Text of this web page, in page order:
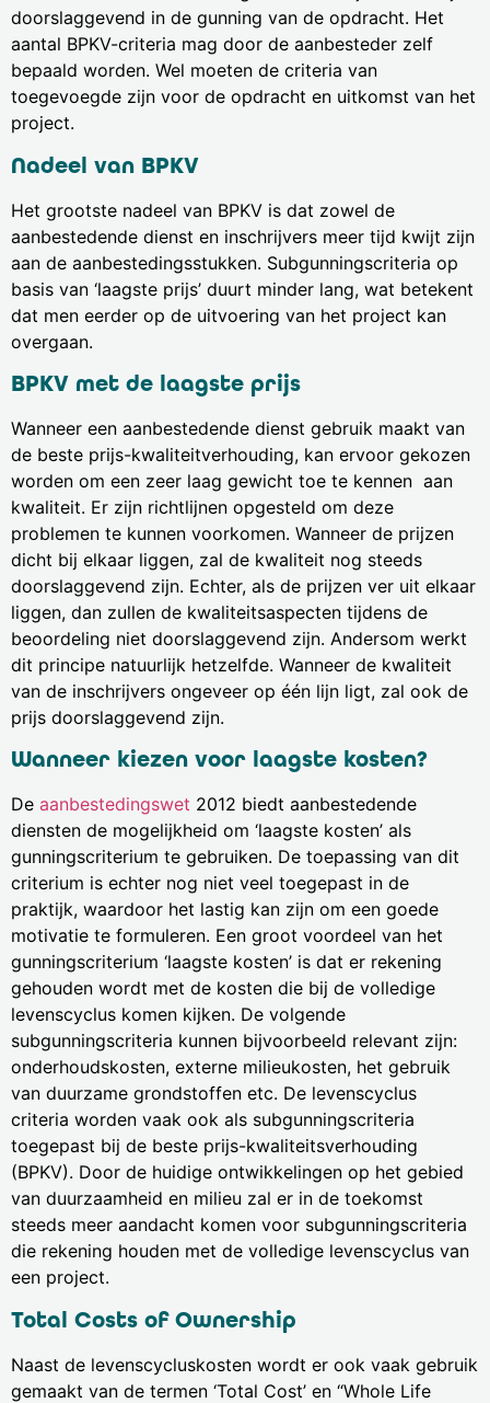
doorslaggevend in de gunning van de opdracht. Het
aantal BPKV-criteria mag door de aanbesteder zelf
bepaald worden. Wel moeten de criteria van
toegevoegde zijn voor de opdracht en uitkomst van het
project.
Nadeel van BPKV
Het grootste nadeel van BPKV is dat zowel de
aanbestedende dienst en inschrijvers meer tijd kwijt zijn
aan de aanbestedingsstukken. Subgunningscriteria op
basis van ‘laagste prijs’ duurt minder lang, wat betekent
dat men eerder op de uitvoering van het project kan
overgaan.
BPKV met de laagste prijs
Wanneer een aanbestedende dienst gebruik maakt van
de beste prijs-kwaliteitverhouding, kan ervoor gekozen
worden om een zeer laag gewicht toe te kennen aan
kwaliteit. Er zijn richtlijnen opgesteld om deze
problemen te kunnen voorkomen. Wanneer de prijzen
dicht bij elkaar liggen, zal de kwaliteit nog steeds
doorslaggevend zijn. Echter, als de prijzen ver uit elkaar
liggen, dan zullen de kwaliteitsaspecten tijdens de
beoordeling niet doorslaggevend zijn. Andersom werkt
dit principe natuurlijk hetzelfde. Wanneer de kwaliteit
van de inschrijvers ongeveer op één lijn ligt, zal ook de
prijs doorslaggevend zijn.
Wanneer kiezen voor laagste kosten?
De aanbestedingswet 2012 biedt aanbestedende
diensten de mogelijkheid om ‘laagste kosten’ als
gunningscriterium te gebruiken. De toepassing van dit
criterium is echter nog niet veel toegepast in de
praktijk, waardoor het lastig kan zijn om een goede
motivatie te formuleren. Een groot voordeel van het
gunningscriterium ‘laagste kosten’ is dat er rekening
gehouden wordt met de kosten die bij de volledige
levenscyclus komen kijken. De volgende
subgunningscriteria kunnen bijvoorbeeld relevant zijn:
onderhoudskosten, externe milieukosten, het gebruik
van duurzame grondstoffen etc. De levenscyclus
criteria worden vaak ook als subgunningscriteria
toegepast bij de beste prijs-kwaliteitsverhouding
(BPKV). Door de huidige ontwikkelingen op het gebied
van duurzaamheid en milieu zal er in de toekomst
steeds meer aandacht komen voor subgunningscriteria
die rekening houden met de volledige levenscyclus van
een project.
Total Costs of Ownership
Naast de levenscycluskosten wordt er ook vaak gebruik
gemaakt van de termen ‘Total Cost’ en “Whole Life